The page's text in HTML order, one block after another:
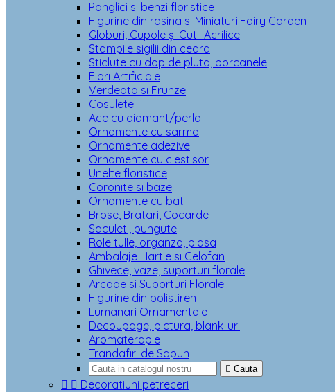
Panglici si benzi floristice
Figurine din rasina si Miniaturi Fairy Garden
Globuri, Cupole și Cutii Acrilice
Stampile sigilii din ceara
Sticlute cu dop de pluta, borcanele
Flori Artificiale
Verdeata si Frunze
Cosulete
Ace cu diamant/perla
Ornamente cu sarma
Ornamente adezive
Ornamente cu clestisor
Unelte floristice
Coronite si baze
Ornamente cu bat
Brose, Bratari, Cocarde
Saculeti, pungute
Role tulle, organza, plasa
Ambalaje Hartie si Celofan
Ghivece, vaze, suporturi florale
Arcade si Suporturi Florale
Figurine din polistiren
Lumanari Ornamentale
Decoupage, pictura, blank-uri
Aromaterapie
Trandafiri de Sapun
 Cauta
  Decoratiuni petreceri